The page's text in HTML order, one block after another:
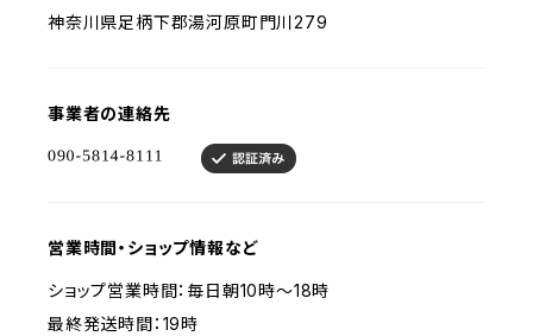
神奈川県足柄下郡湯河原町門川279
事業者の連絡先
営業時間・ショップ情報など
ショップ営業時間：毎日朝10時～18時
最終発送時間：19時